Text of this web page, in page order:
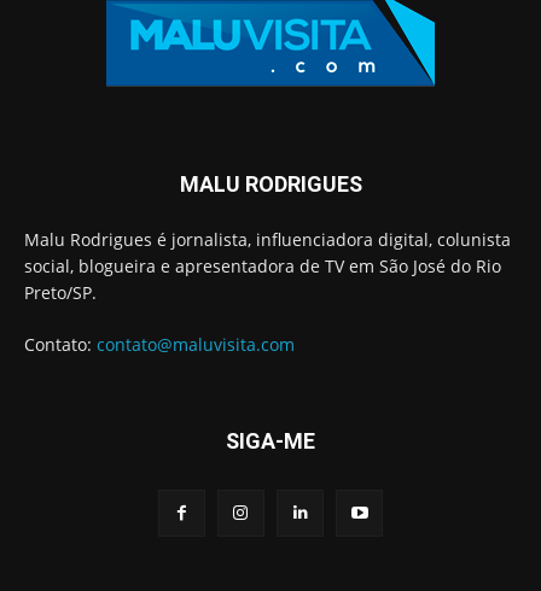
MALU RODRIGUES
Malu Rodrigues é jornalista, influenciadora digital, colunista
social, blogueira e apresentadora de TV em São José do Rio
Preto/SP.
Contato: contato@maluvisita.com
SIGA-ME